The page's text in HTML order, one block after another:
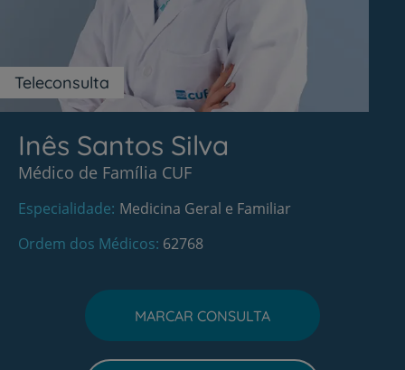
Teleconsulta
Inês Santos Silva
Médico de Família CUF
Especialidade Medicina Geral e Familiar
Ordem dos Médicos 62768
MARCAR CONSULTA